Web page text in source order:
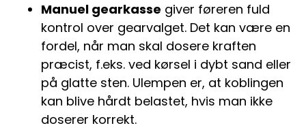
Manuel gearkasse giver føreren fuld
kontrol over gearvalget. Det kan være en
fordel, når man skal dosere kraften
præcist, f.eks. ved kørsel i dybt sand eller
på glatte sten. Ulempen er, at koblingen
kan blive hårdt belastet, hvis man ikke
doserer korrekt.